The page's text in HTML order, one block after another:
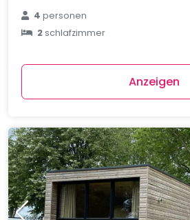
4personen
2schlafzimmer
Anzeigen